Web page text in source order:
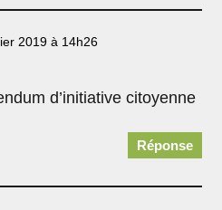
2019 à 14h26
d’initiative citoyenne
Réponse